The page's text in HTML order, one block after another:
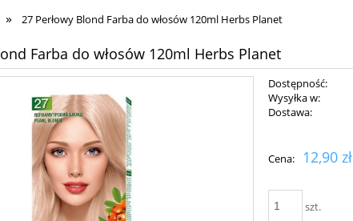
» 27 Perłowy Blond Farba do włosów 120ml Herbs Planet
Farba do włosów 120ml Herbs Planet
Dostępność:
Wysyłka w:
Dostawa:
Cena: 12,90 zł
szt.